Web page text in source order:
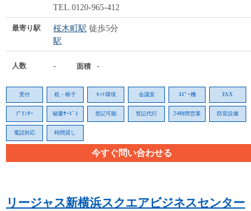
TEL.0120-965-412
最寄り駅 桜木町駅 徒歩5分
駅
人数 - 面積 -
受付 机・椅子 ﾈｯﾄ環境 会議室 ｺﾋﾟｰ機 FAX
ﾌﾟﾘﾝﾀｰ 秘書ｻｰﾋﾞｽ 登記可能 登記代行 24時間営業 防音設備
電話対応 時間貸し
今すぐ問い合わせる
リージャス新横浜スクエアビジネスセンター